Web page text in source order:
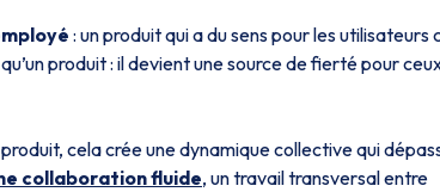
: un produit qui a du sens pour les utilisateurs
produit : il devient une source de fierté pour
cela crée une dynamique collective qui
collaboration fluide, un travail transversal entre